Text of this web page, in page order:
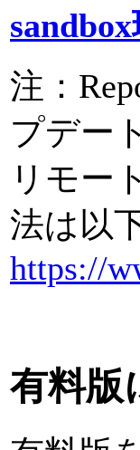
注：
プデー
リモー
法は以
https://
有料版